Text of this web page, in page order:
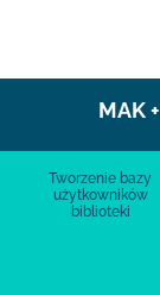
MAK +
Tworzenie bazy
użytkowników
biblioteki